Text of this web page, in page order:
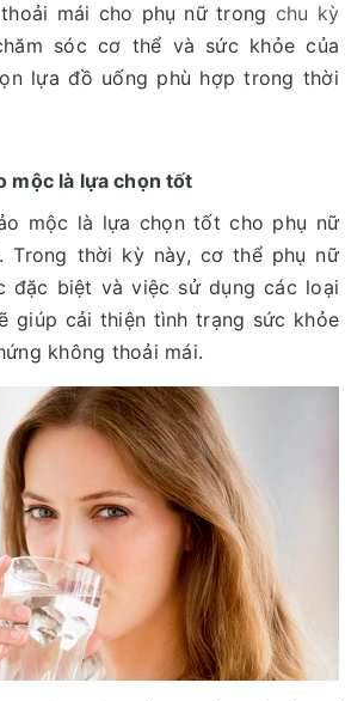
mái cho phụ nữ trong chu kỳ
sóc cơ thể và sức khỏe của
lựa đồ uống phù hợp trong thời
mộc là lựa chọn tốt
mộc là lựa chọn tốt cho phụ nữ
Trong thời kỳ này, cơ thể phụ nữ
đặc biệt và việc sử dụng các loại
giúp cải thiện tình trạng sức khỏe
không thoải mái.